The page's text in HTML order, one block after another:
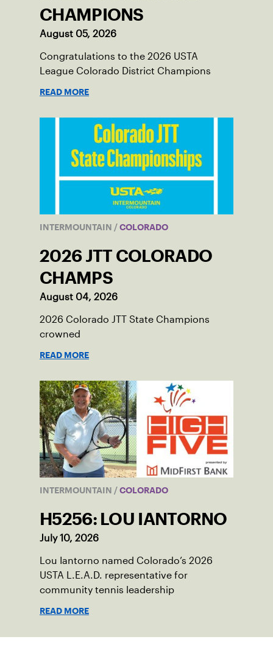
CHAMPIONS
August 05, 2026
Congratulations to the 2026 USTA
League Colorado District Champions
READ MORE
INTERMOUNTAIN / COLORADO
2026 JTT COLORADO
CHAMPS
August 04, 2026
2026 Colorado JTT State Champions
crowned
READ MORE
INTERMOUNTAIN / COLORADO
H5256: LOU IANTORNO
July 10, 2026
Lou Iantorno named Colorado’s 2026
USTA L.E.A.D. representative for
community tennis leadership
READ MORE